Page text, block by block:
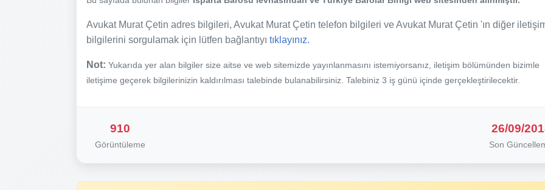
Avukat Murat Çetin adres bilgileri, Avukat Murat Çetin telefon bilgileri ve Avukat Murat Çetin 'ın diğer
bilgilerini sorgulamak için lütfen bağlantıyı tıklayınız.
Not: Yukarıda yer alan bilgiler size aitse ve web sitemizde yayınlanmasını istemiyorsanız, iletişim bölümünden bizimle
iletişime geçerek bilgilerinizin kaldırılması talebinde bulanabilirsiniz. Talebiniz 3 iş günü içinde gerçekleştirilecektir.
910
Görüntüleme
26/09/
Son